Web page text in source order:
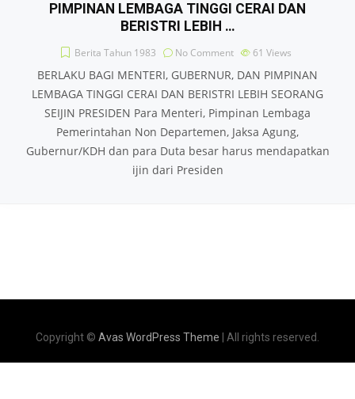
PIMPINAN LEMBAGA TINGGI CERAI DAN
BERISTRI LEBIH …
Berita Tahun 1983 No Comment 61 Views
BERLAKU BAGI MENTERI, GUBERNUR, DAN PIMPINAN
LEMBAGA TINGGI CERAI DAN BERISTRI LEBIH SEORANG
SEIJIN PRESIDEN Para Menteri, Pimpinan Lembaga
Pemerintahan Non Departemen, Jaksa Agung,
Gubernur/KDH dan para Duta besar harus mendapatkan
ijin dari Presiden
Copyright © Avas WordPress Theme | All rights reserved.